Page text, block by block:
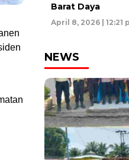
Barat Daya
April 8, 2026 | 12:21
NEWS